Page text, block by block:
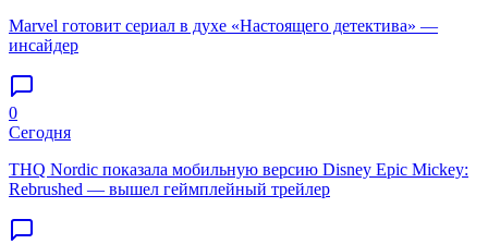
Marvel готовит сериал в духе «Настоящего детектива» —
инсайдер
0
Сегодня
THQ Nordic показала мобильную версию Disney Epic Mickey:
Rebrushed — вышел геймплейный трейлер